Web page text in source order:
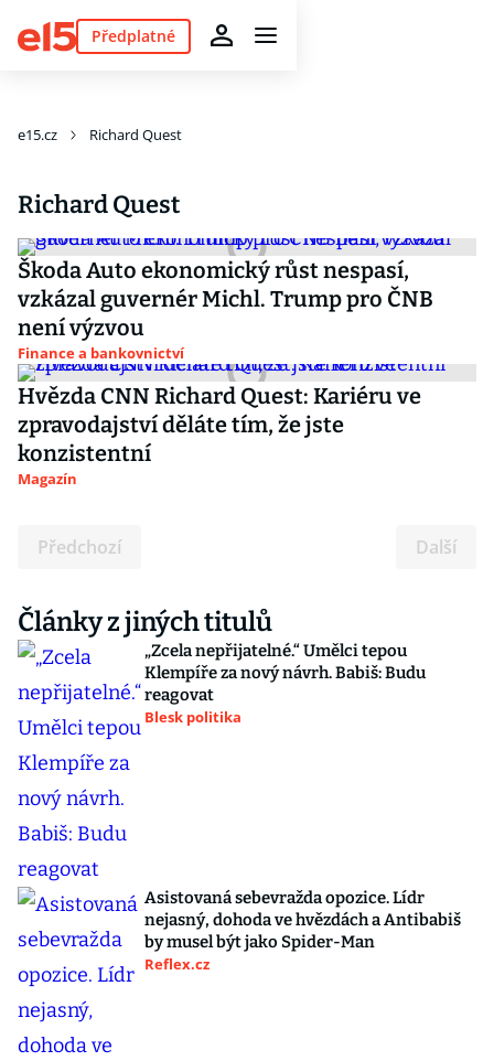
Předplatné
e15.cz Richard Quest
Richard Quest
Škoda Auto ekonomický růst nespasí,
vzkázal guvernér Michl. Trump pro ČNB
není výzvou
Finance a bankovnictví
Hvězda CNN Richard Quest: Kariéru ve
zpravodajství děláte tím, že jste
konzistentní
Magazín
Předchozí Další
Články z jiných titulů
„Zcela nepřijatelné.“ Umělci tepou
Klempíře za nový návrh. Babiš: Budu
reagovat
Blesk politika
Asistovaná sebevražda opozice. Lídr
nejasný, dohoda ve hvězdách a Antibabiš
by musel být jako Spider-Man
Reflex.cz